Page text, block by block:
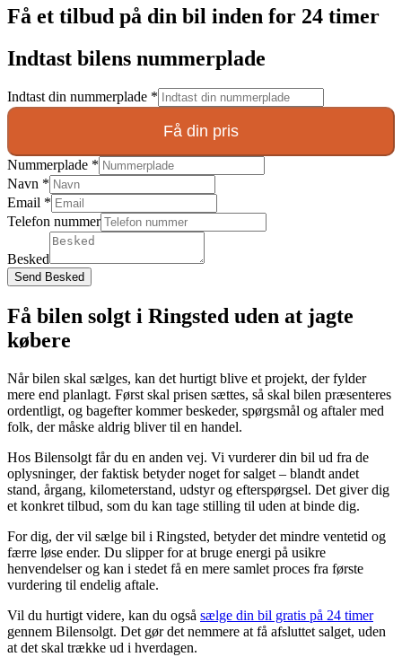
Få et tilbud på din bil inden for 24 timer
Indtast bilens nummerplade
Indtast din nummerplade *
Få din pris
Nummerplade *
Navn *
Email *
Telefon nummer
Besked
Send Besked
Få bilen solgt i Ringsted uden at jagte
købere
Når bilen skal sælges, kan det hurtigt blive et projekt, der fylder
mere end planlagt. Først skal prisen sættes, så skal bilen præsenteres
ordentligt, og bagefter kommer beskeder, spørgsmål og aftaler med
folk, der måske aldrig bliver til en handel.
Hos Bilensolgt får du en anden vej. Vi vurderer din bil ud fra de
oplysninger, der faktisk betyder noget for salget – blandt andet
stand, årgang, kilometerstand, udstyr og efterspørgsel. Det giver dig
et konkret tilbud, som du kan tage stilling til uden at binde dig.
For dig, der vil sælge bil i Ringsted, betyder det mindre ventetid og
færre løse ender. Du slipper for at bruge energi på usikre
henvendelser og kan i stedet få en mere samlet proces fra første
vurdering til endelig aftale.
Vil du hurtigt videre, kan du også sælge din bil gratis på 24 timer
gennem Bilensolgt. Det gør det nemmere at få afsluttet salget, uden
at det skal trække ud i hverdagen.